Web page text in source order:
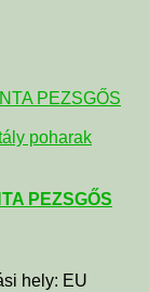
poharak
PEZSGŐS
hely: EU